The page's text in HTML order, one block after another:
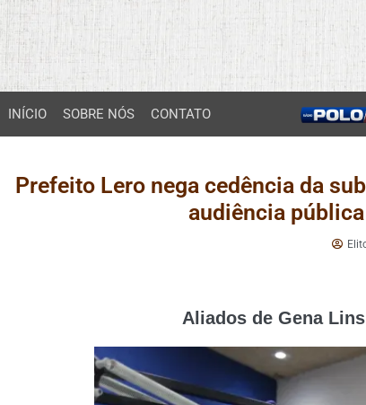
INÍCIO SOBRE NÓS CONTATO
Prefeito Lero nega cedência da
audiência
Aliados de Gena